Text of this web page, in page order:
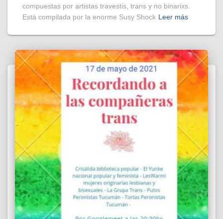
compuestas por artistas travestis, trans y no binarixs.
Está compilada por la enorme Susy Shock Leer más